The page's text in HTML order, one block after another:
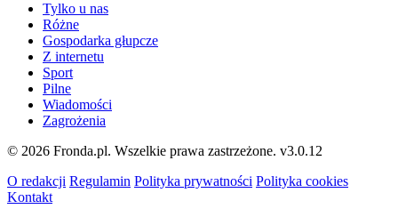
Tylko u nas
Różne
Gospodarka głupcze
Z internetu
Sport
Pilne
Wiadomości
Zagrożenia
© 2026 Fronda.pl. Wszelkie prawa zastrzeżone. v3.0.12
O redakcji Regulamin Polityka prywatności Polityka cookies
Kontakt